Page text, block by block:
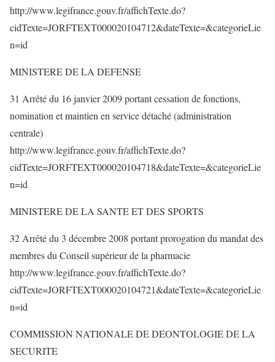
http://www.legifrance.gouv.fr/affichTexte.do?
cidTexte=JORFTEXT000020104712&dateTexte=&categorieLie
n=id
MINISTERE DE LA DEFENSE
31 Arrêté du 16 janvier 2009 portant cessation de fonctions,
nomination et maintien en service détaché (administration
centrale)
http://www.legifrance.gouv.fr/affichTexte.do?
cidTexte=JORFTEXT000020104718&dateTexte=&categorieLie
n=id
MINISTERE DE LA SANTE ET DES SPORTS
32 Arrêté du 3 décembre 2008 portant prorogation du mandat des
membres du Conseil supérieur de la pharmacie
http://www.legifrance.gouv.fr/affichTexte.do?
cidTexte=JORFTEXT000020104721&dateTexte=&categorieLie
n=id
COMMISSION NATIONALE DE DEONTOLOGIE DE LA
SECURITE